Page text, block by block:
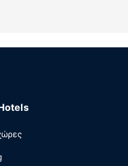
ίντερνετ.
κοινόχρηστους